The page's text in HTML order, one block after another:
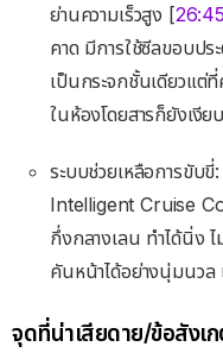
ย่านความเร็วสูง [26:45
คาด มีการใช้ซีลขอบปร
เป็นกระจกชั้นเดียวแต่
ในห้องโดยสารก็ยังเงี
ระบบช่วยเหลือการขับ
Intelligent Cruise
กึ่งกลางเลน ทำได้นิ่ง
คันหน้าได้อย่างนุ่มนวล
จุดที่น่าเสียดาย/ข้อสังเ